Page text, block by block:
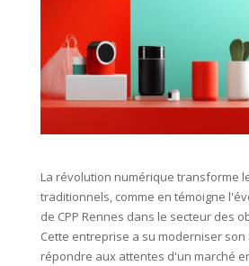
La révolution numérique transforme
traditionnels, comme en témoigne
de CPP Rennes dans le secteur des
Cette entreprise a su moderniser
répondre aux attentes d'un marché